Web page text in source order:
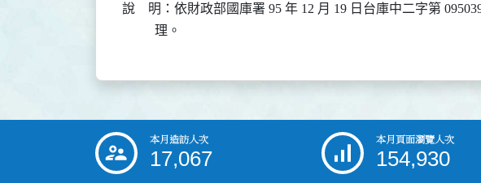
說    明：依財政部國庫署 95 年 12 月 19 日台庫中二字第
::: 本月造訪人次
17,067
本月頁面瀏覽人次
154,930